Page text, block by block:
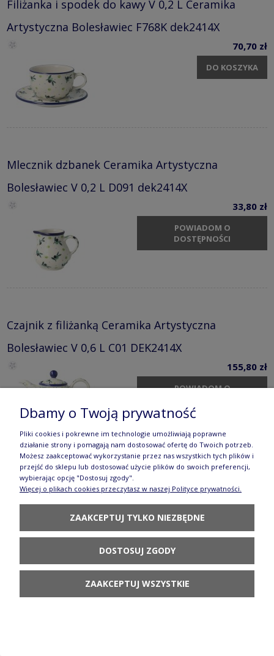
Filiżanka i spodek do kawy V 0,2 L Ceramika
Artystyczna Bolesławiec F768K dek2414X
70,70 zł
DO KOSZYKA
Mlecznik dzbanek Ceramika Artystyczna
Bolesławiec V 0,2 L D091 dek2414X
33,80 zł
POWIADOM O
DOSTĘPNOŚCI
Czajnik z filiżanką Ceramika Artystyczna
Bolesławiec V 0,6 L C01 DEK2414X
155,80 zł
POWIADOM O
Talerz Ceramika Artystyczna Bolesławiec płaski
obiadowy Ø 24 cm T266 dek2414X
Dbamy o Twoją prywatność
Pliki cookies i pokrewne im technologie umożliwiają poprawne
działanie strony i pomagają nam dostosować ofertę do Twoich potrzeb.
Możesz zaakceptować wykorzystanie przez nas wszystkich tych plików i
przejść do sklepu lub dostosować użycie plików do swoich preferencji,
wybierając opcję "Dostosuj zgody".
Więcej o plikach cookies przeczytasz w naszej Polityce prywatności.
ZAAKCEPTUJ TYLKO NIEZBĘDNE
DOSTOSUJ ZGODY
ZAAKCEPTUJ WSZYSTKIE